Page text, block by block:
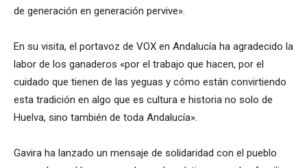
de generación en generación pervive».
En su visita, el portavoz de VOX en Andalucía ha agradecido la
labor de los ganaderos «por el trabajo que hacen, por el
cuidado que tienen de las yeguas y cómo están convirtiendo
esta tradición en algo que es cultura e historia no solo de
Huelva, sino también de toda Andalucía».
Gavira ha lanzado un mensaje de solidaridad con el pueblo